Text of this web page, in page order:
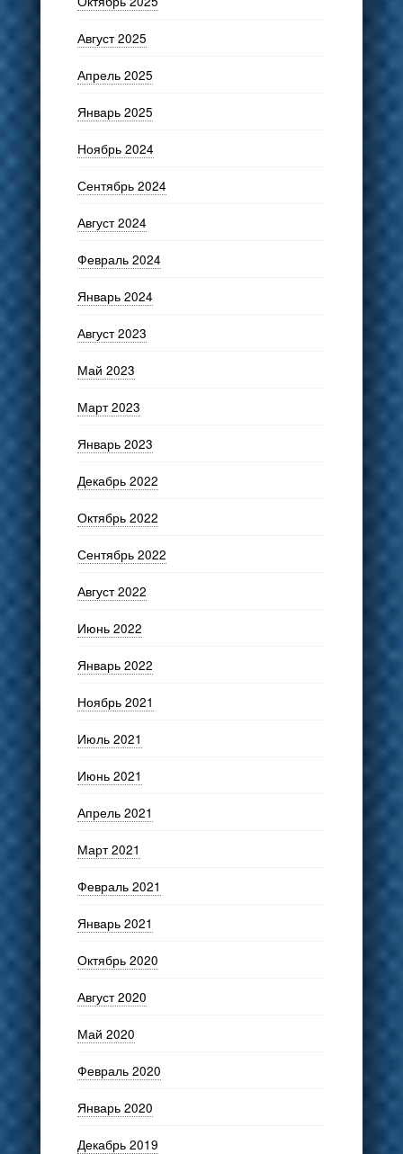
Август 2025
Апрель 2025
Январь 2025
Ноябрь 2024
Сентябрь 2024
Август 2024
Февраль 2024
Январь 2024
Август 2023
Май 2023
Март 2023
Январь 2023
Декабрь 2022
Октябрь 2022
Сентябрь 2022
Август 2022
Июнь 2022
Январь 2022
Ноябрь 2021
Июль 2021
Июнь 2021
Апрель 2021
Март 2021
Февраль 2021
Январь 2021
Октябрь 2020
Август 2020
Май 2020
Февраль 2020
Январь 2020
Декабрь 2019